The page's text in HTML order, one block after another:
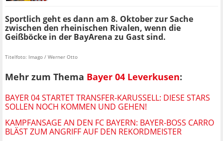
Sportlich geht es dann am 8. Oktober zur Sache
zwischen den rheinischen Rivalen, wenn die
Geißböcke in der BayArena zu Gast sind.
Titelfoto: Imago / Werner Otto
Mehr zum Thema Bayer 04 Leverkusen:
BAYER 04 STARTET TRANSFER-KARUSSELL: DIESE STARS
SOLLEN NOCH KOMMEN UND GEHEN!
KAMPFANSAGE AN DEN FC BAYERN: BAYER-BOSS CARRO
BLÄST ZUM ANGRIFF AUF DEN REKORDMEISTER